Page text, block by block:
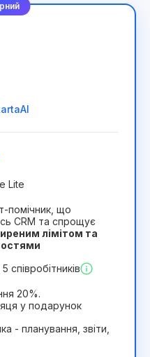
Lite
помічник, що
CRM та спрощує
лімітом та
20%.
у подарунок
- планування, звіти,